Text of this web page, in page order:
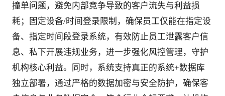
撞单问题，避免内部竞争导致的客户流失与利益损
耗；固定设备/时间登录限制，确保员工仅能在指定设
备、指定时间段登录系统，有效防止员工泄露客户信
息、私下开展违规业务，进一步强化风控管理，守护
机构核心利益。同时，系统支持真正的系统+数据库
独立部署，通过严格的数据加密与安全防护，确保客